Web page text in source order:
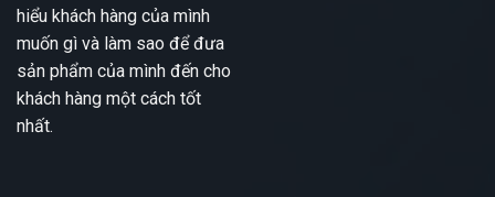
hiểu khách hàng của mình
muốn gì và làm sao để đưa
sản phẩm của mình đến cho
khách hàng một cách tốt
nhất.